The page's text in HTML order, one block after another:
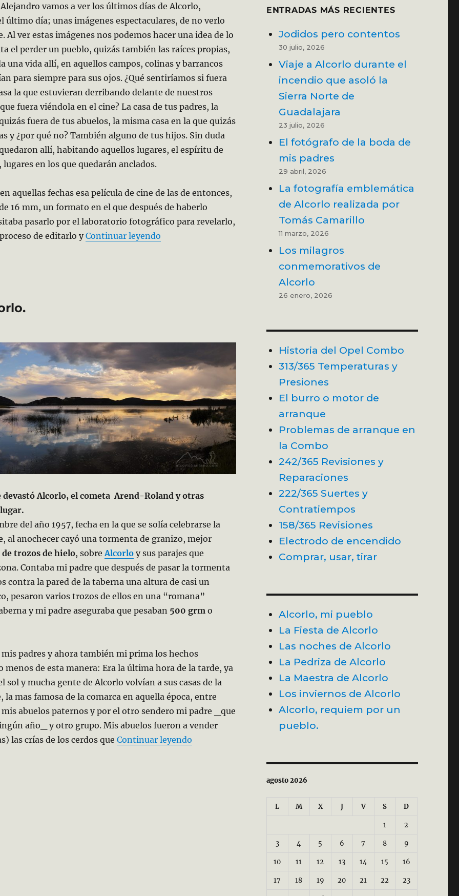
vamos a ver los últimos días de Alcorlo,
último día; unas imágenes espectaculares, de no verlo
Al ver estas imágenes nos podemos hacer una idea de lo
el perder un pueblo, quizás también las raíces propias,
una vida allí, en aquellos campos, colinas y barrancos
para siempre para sus ojos. ¿Qué sentiríamos si fuera
la que estuvieran derribando delante de nuestros
fuera viéndola en el cine? La casa de tus padres, la
fuera de tus abuelos, la misma casa en la que quizás
y ¿por qué no? También alguno de tus hijos. Sin duda
allí, habitando aquellos lugares, el espíritu de
en los que quedarán anclados.
aquellas fechas esa película de cine de las de entonces,
16 mm, un formato en el que después de haberlo
pasarlo por el laboratorio fotográfico para revelarlo,
de editarlo yContinuar leyendo«…Un pueblo que fue…»
devastó Alcorlo, el cometa Arend-Roland y otras
del año 1957, fecha en la que se solía celebrarse la
, al anochecer cayó una tormenta de granizo, mejor
trozos de hielo, sobreAlcorloy sus parajes que
Contaba mi padre que después de pasar la tormenta
contra la pared de la taberna una altura de casi un
pesaron varios trozos de ellos en una “romana”
y mi padre aseguraba que pesaban 500 grmo
mis padres y ahora también mi prima los hechos
menos de esta manera: Era la última hora de la tarde, ya
sol y mucha gente de Alcorlo volvían a sus casas de la
la mas famosa de la comarca en aquella época, entre
abuelos paternos y por el otro sendero mi padre _que
año_ y otro grupo. Mis abuelos fueron a vender
las crías de los cerdos que Continuar leyendo«La tormenta que devastó Alcorlo.»
ENTRADAS MÁS RECIENTES
Jodidos pero contentos
30 julio, 2026
Viaje a Alcorlo durante el
incendio que asoló la
Sierra Norte de
Guadalajara
23 julio, 2026
El fotógrafo de la boda de
mis padres
29 abril, 2026
La fotografía emblemática
de Alcorlo realizada por
Tomás Camarillo
11 marzo, 2026
Los milagros
conmemorativos de
Alcorlo
26 enero, 2026
Historia del Opel Combo
313/365 Temperaturas y
Presiones
El burro o motor de
arranque
Problemas de arranque en
la Combo
242/365 Revisiones y
Reparaciones
222/365 Suertes y
Contratiempos
158/365 Revisiones
Electrodo de encendido
Comprar, usar, tirar
Alcorlo, mi pueblo
La Fiesta de Alcorlo
Las noches de Alcorlo
La Pedriza de Alcorlo
La Maestra de Alcorlo
Los inviernos de Alcorlo
Alcorlo, requiem por un
pueblo.
agosto 2026
L M X J V S D
1 2
3 4 5 6 7 8 9
10 11 12 13 14 15 16
17 18 19 20 21 22 23